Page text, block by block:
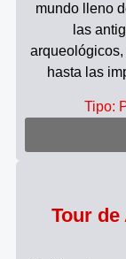
mundo lleno
las
hasta las
Tipo:
Tour de